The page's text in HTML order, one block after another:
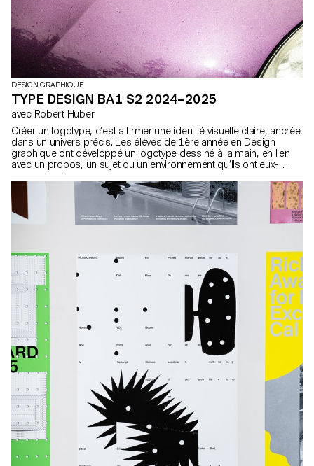
DESIGN GRAPHIQUE
TYPE DESIGN BA1 S2 2024–2025
avec Robert Huber
Créer un logotype, c’est affirmer une identité visuelle claire, ancrée
dans un univers précis. Les élèves de 1ère année en Design
graphique ont développé un logotype dessiné à la main, en lien
avec un propos, un sujet ou un environnement qu’ils ont eux-
mêmes défini. Cette création s’est appuyée sur une recherche en
archives typographiques, menée en amont. Chaque étudiant a
constitué un carnet de références, puis conçu un système de
spécimens autour de six typographies ou plus, afin de nourrir sa
réflexion graphique et formelle.